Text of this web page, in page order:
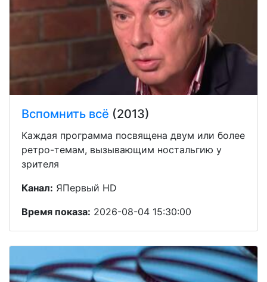
Вспомнить всё (2013)
Каждая программа посвящена двум или более
ретро-темам, вызывающим ностальгию у
зрителя
Канал: ЯПервый HD
Время показа: 2026-08-04 15:30:00